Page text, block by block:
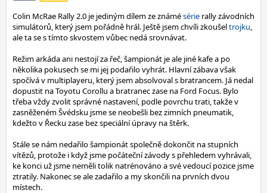
Colin McRae Rally 2.0 je jediným dílem ze známésérie rally závodních
simulátorů, který jsem pořádně hrál. Ještě jsem chvíli zkoušeltrojku,
ale ta se s tímto skvostem vůbec nedá srovnávat.
Režim arkáda ani nestojí za řeč, šampionát je ale jiné kafe a po
několika pokusech se mi jej podařilo vyhrát. Hlavní zábava však
spočívá v multiplayeru, který jsem absolvoval s bratrancem. Já nedal
dopustit na Toyotu Corollu a bratranec zase na Ford Focus. Bylo
třeba vždy zvolit správné nastavení, podle povrchu trati, takže v
zasněženém Švédsku jsme se neobešli bez zimních pneumatik,
kdežto v Řecku zase bez speciální úpravy na štěrk.
Stále se nám nedařilo šampionát společně dokončit na stupních
vítězů, protože i když jsme počáteční závody s přehledem vyhrávali,
ke konci už jsme neměli tolik natrénováno a své vedoucí pozice jsme
ztratily. Nakonec se ale zadařilo a my skončili na prvních dvou
místech.